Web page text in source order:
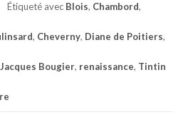
Étiqueté avec Blois, Chambord,
, Cheverny, Diane de Poitiers,
Jacques Bougier, renaissance, Tintin